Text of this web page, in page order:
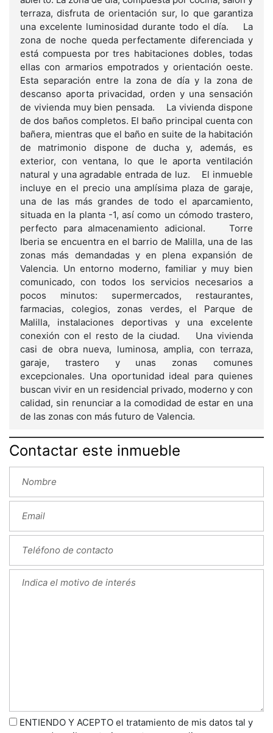
terraza, disfruta de orientación sur, lo que garantiza
una excelente luminosidad durante todo el día. La
zona de noche queda perfectamente diferenciada y
está compuesta por tres habitaciones dobles, todas
ellas con armarios empotrados y orientación oeste.
Esta separación entre la zona de día y la zona de
descanso aporta privacidad, orden y una sensación
de vivienda muy bien pensada. La vivienda dispone
de dos baños completos. El baño principal cuenta con
bañera, mientras que el baño en suite de la habitación
de matrimonio dispone de ducha y, además, es
exterior, con ventana, lo que le aporta ventilación
natural y una agradable entrada de luz. El inmueble
incluye en el precio una amplísima plaza de garaje,
una de las más grandes de todo el aparcamiento,
situada en la planta -1, así como un cómodo trastero,
perfecto para almacenamiento adicional. Torre
Iberia se encuentra en el barrio de Malilla, una de las
zonas más demandadas y en plena expansión de
Valencia. Un entorno moderno, familiar y muy bien
comunicado, con todos los servicios necesarios a
pocos minutos: supermercados, restaurantes,
farmacias, colegios, zonas verdes, el Parque de
Malilla, instalaciones deportivas y una excelente
conexión con el resto de la ciudad. Una vivienda
casi de obra nueva, luminosa, amplia, con terraza,
garaje, trastero y unas zonas comunes
excepcionales. Una oportunidad ideal para quienes
buscan vivir en un residencial privado, moderno y con
calidad, sin renunciar a la comodidad de estar en una
de las zonas con más futuro de Valencia.
Contactar este inmueble
ENTIENDO Y ACEPTO el tratamiento de mis datos tal y